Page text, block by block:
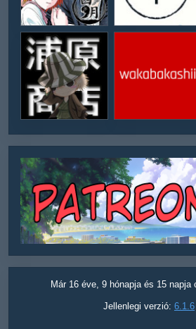
Már 16 éve, 9 hónapja és 15 napja
Jellenlegi verzió: 6.1.6